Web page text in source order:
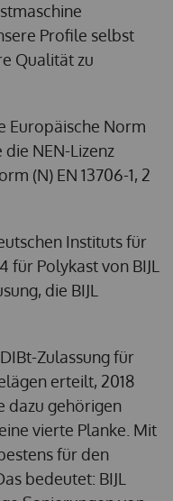
Profile selbst
Qualität zu
Europäische Norm
die NEN-Lizenz
(N) EN 13706-1, 2
Instituts für
Polykast von BIJL
die BIJL
Zulassung für
erteilt, 2018
dazu gehörigen
vierte Planke. Mit
für den
bedeutet: BIJL